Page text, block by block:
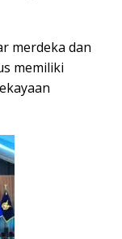
merdeka dan
memiliki